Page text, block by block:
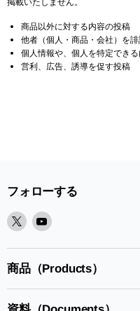
商品以外に対する内容の投稿
他者（個人・商品・会社）を
個人情報や、個人を特定でき
営利、広告、誘導を促す投稿
フォローする
X
見
つ
Youtube
見
つ
商品（Products）